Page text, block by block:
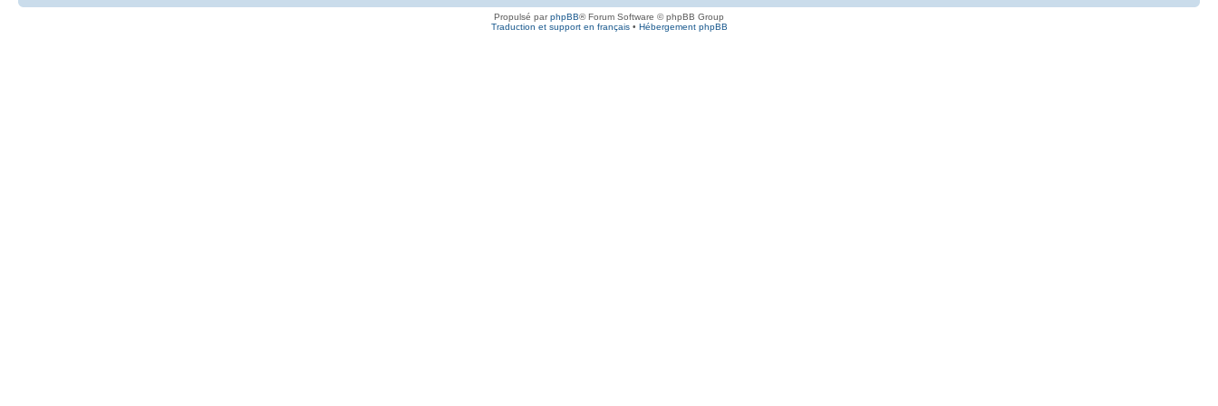
Propulsé parphpBB® Forum Software © phpBB Group
Traduction et support en français• Hébergement phpBB